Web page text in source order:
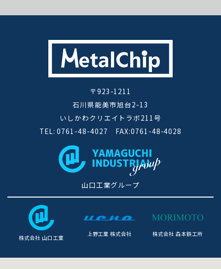
〒923-1211
石川県能美市旭台2-13
いしかわクリエイトラボ211号
TEL: 0761-48-4027 FAX:0761-48-4028
山口工業グループ
株式会社 山口工業
上野工業 株式会社 株式会社 森本鉄工所